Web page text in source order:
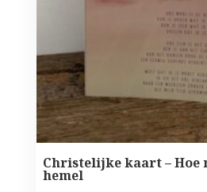
Christelijke kaart – Hoe
hemel